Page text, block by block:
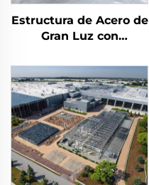
Estructura de Acero de
Gran Luz con
Estructura de Acero
Prefabricada Cerchas
de Techo de Acero
Estructuras Metálicas
para Almacenes